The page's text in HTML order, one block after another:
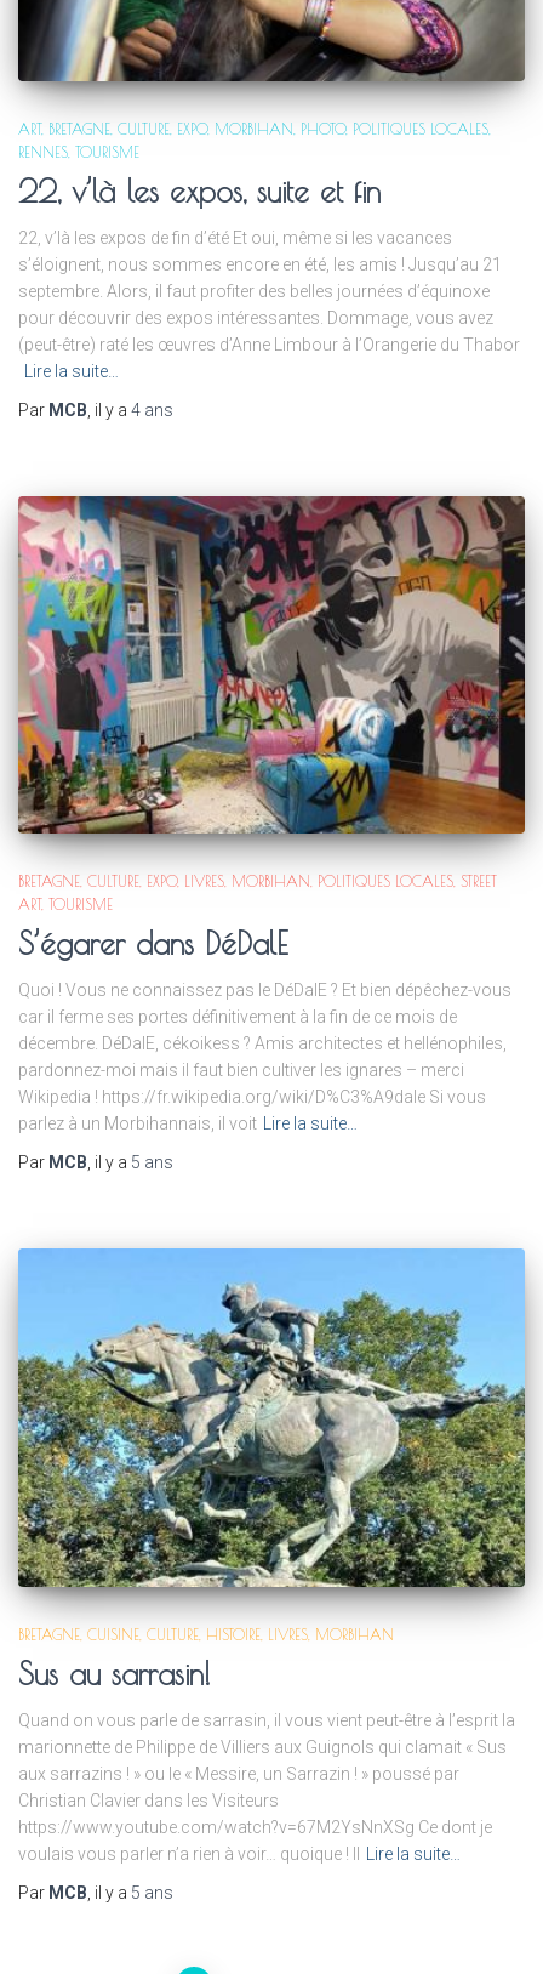
ART BRETAGNE CULTURE EXPO MORBIHAN PHOTO POLITIQUES LOCALES
RENNES TOURISME
22, v’là les expos, suite et fin
22, v’là les expos de fin d’été Et oui, même si les vacances
s’éloignent, nous sommes encore en été, les amis ! Jusqu’au 21
septembre. Alors, il faut profiter des belles journées d’équinoxe
pour découvrir des expos intéressantes. Dommage, vous avez
(peut-être) raté les œuvres d’Anne Limbour à l’Orangerie du Thabor
Lire la suite…
Par MCB , il y a 4 ans
BRETAGNE CULTURE EXPO LIVRES MORBIHAN POLITIQUES LOCALES STREET
ART TOURISME
S’égarer dans DéDalE
Quoi ! Vous ne connaissez pas le DéDalE ? Et bien dépêchez-vous
car il ferme ses portes définitivement à la fin de ce mois de
décembre. DéDalE, cékoikess ? Amis architectes et hellénophiles,
pardonnez-moi mais il faut bien cultiver les ignares – merci
Wikipedia ! https://fr.wikipedia.org/wiki/D%C3%A9dale Si vous
parlez à un Morbihannais, il voit Lire la suite…
Par MCB, il y a 5 ans
BRETAGNE CUISINE CULTURE HISTOIRE LIVRES MORBIHAN
Sus au sarrasin!
Quand on vous parle de sarrasin, il vous vient peut-être à l’esprit la
marionnette de Philippe de Villiers aux Guignols qui clamait « Sus
aux sarrazins ! » ou le « Messire, un Sarrazin ! » poussé par
Christian Clavier dans les Visiteurs
https://www.youtube.com/watch?v=67M2YsNnXSg Ce dont je
voulais vous parler n’a rien à voir… quoique ! Il
Lire la suite…
Par MCB , il y a 5 ans